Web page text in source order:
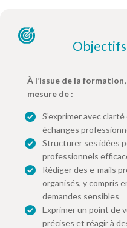
À l’issue de la
mesure de :
S’exprimer avec
échanges
Structurer ses idées
professionnels
Rédiger des e-mails
organisés, y compris
demandes sensibles
Exprimer un point de
précises et réagir à